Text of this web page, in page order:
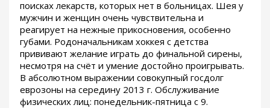
поисках лекарств, которых нет в больницах. Шея у
мужчин и женщин очень чувствительна и
реагирует на нежные прикосновения, особенно
губами. Родоначальникам хоккея с детства
прививают желание играть до финальной сирены,
несмотря на счёт и умение достойно проигрывать.
В абсолютном выражении совокупный госдолг
еврозоны на середину 2013 г. Обслуживание
физических лиц: понедельник-пятница с 9.